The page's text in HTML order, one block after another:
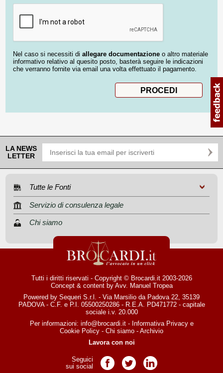
Nel caso si necessiti di allegare documentazione o altro materiale
informativo relativo al quesito posto, basterà seguire le indicazioni
che verranno fornite via email una volta effettuato il pagamento.
LA NEWS
LETTER
Tutte le Fonti
Servizio di consulenza legale
Chi siamo
Tutti i diritti riservati - Copyright © Brocardi.it 2003-2026
Concept & content by Avv. Manuel Tropea
Powered by Sequeri S.r.l. - Via Marsilio da Padova 22, 35139
PADOVA - C.F. e P.I. 05500250286 - R.E.A. PD471772 - capitale
sociale i.v. 20.000
Per informazioni: info@brocardi.it- Informativa Privacye
Cookie Policy - Chi siamo - Archivio
Lavora con noi
Seguici
sui social
Pagina Facebook
Pagina TwitterPagina LinkedIn